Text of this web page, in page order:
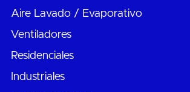
Aire Lavado / Evaporativo
Ventiladores
Residenciales
Industriales